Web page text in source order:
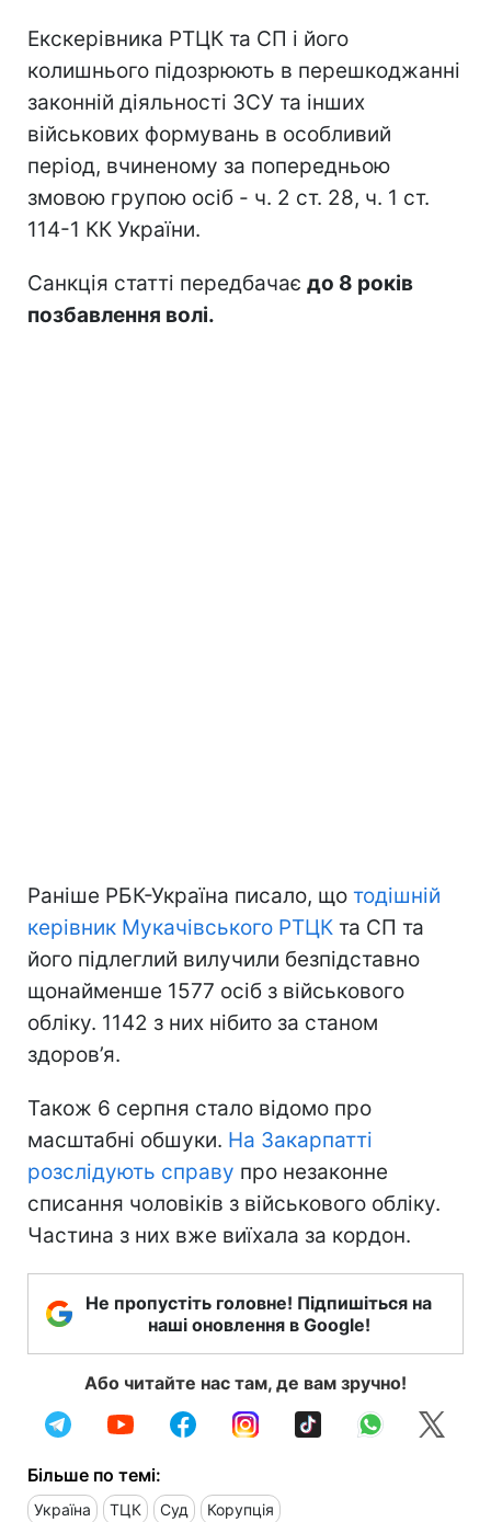
Екскерівника РТЦК та СП і його
колишнього підозрюють в перешкоджанні
законній діяльності ЗСУ та інших
військових формувань в особливий
період, вчиненому за попередньою
змовою групою осіб - ч. 2 ст. 28, ч. 1 ст.
114-1 КК України.
Санкція статті передбачає до 8 років
позбавлення волі.
Раніше РБК-Україна писало, що тодішній
керівник Мукачівського РТЦК та СП та
його підлеглий вилучили безпідставно
щонайменше 1577 осіб з військового
обліку. 1142 з них нібито за станом
здоров’я.
Також 6 серпня стало відомо про
масштабні обшуки. На Закарпатті
розслідують справу про незаконне
списання чоловіків з військового обліку.
Частина з них вже виїхала за кордон.
Не пропустіть головне! Підпишіться на
наші оновлення в Google!
Або читайте нас там, де вам зручно!
Більше по темі:
Україна ТЦК Суд Корупція